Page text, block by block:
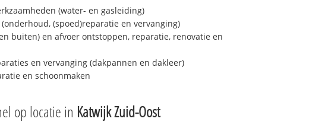
(water- en gasleiding)
(spoed)reparatie en vervanging)
buiten) en afvoer ontstoppen, reparatie, renovatie en
en vervanging (dakpannen en dakleer)
en schoonmaken
op locatie in Katwijk Zuid-Oost